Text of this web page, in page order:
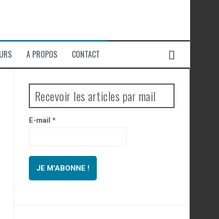
A PROPOS CONTACT
Recevoir les articles par mail
E-mail *